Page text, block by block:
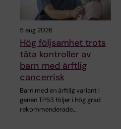
5 aug 2026
Hög följsamhet trots
täta kontroller av
barn med ärftlig
cancerrisk
Barn med en ärftlig variant i
genen TP53 följer i hög grad
rekommenderade…